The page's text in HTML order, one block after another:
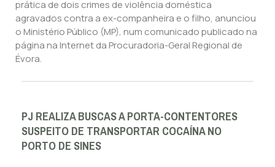
prática de dois crimes de violência doméstica
agravados contra a ex-companheira e o filho, anunciou
o Ministério Público (MP), num comunicado publicado na
página na Internet da Procuradoria-Geral Regional de
Évora.
PJ REALIZA BUSCAS A PORTA-CONTENTORES
SUSPEITO DE TRANSPORTAR COCAÍNA NO
PORTO DE SINES